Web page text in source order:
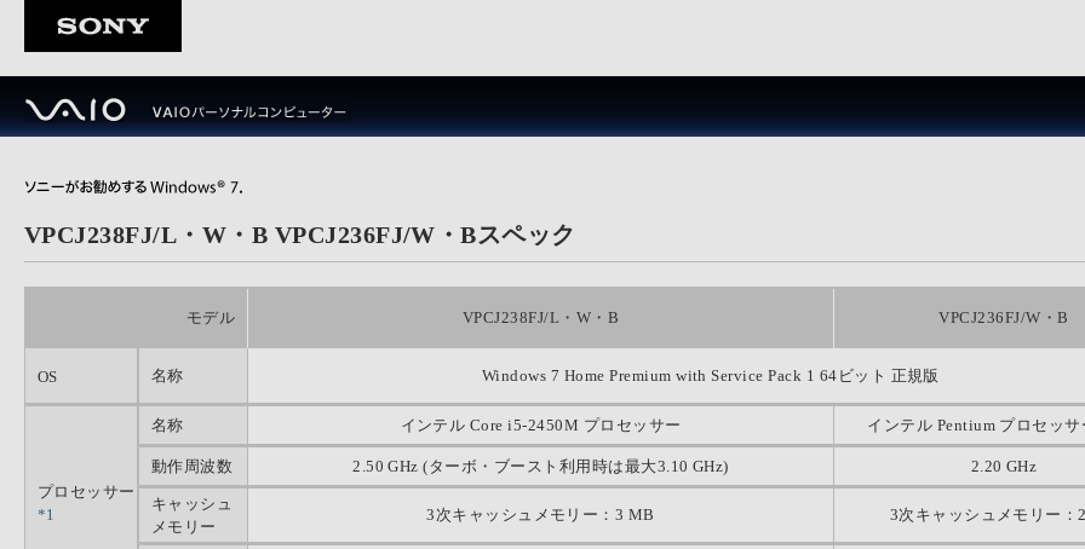
VPCJ238FJ/L・W・B VPCJ236FJ/W・Bスペック
モデル VPCJ238FJ/L・W・B VPCJ236FJ/W・B
OS 名称 Windows 7 Home Premium with Service Pack 1 64ビット 正規版
プロセッサー
*1
名称 インテル Core i5-2450M プロセッサー インテル Pentium プロセッサ
動作周波数 2.50 GHz (ターボ・ブースト利用時は最大3.10 GHz) 2.20 GHz
キャッシュ
メモリー
3次キャッシュメモリー：3 MB 3次キャッシュメモリー：